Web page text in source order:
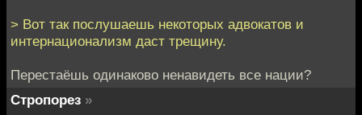
> Вот так послушаешь некоторых адвокатов и
интернационализм даст трещину.
Перестаёшь одинаково ненавидеть все нации?
Стропорез »